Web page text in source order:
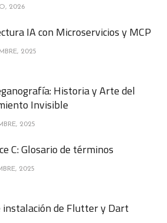
2026
IA con Microservicios y MCP
2025
Historia y Arte del
Invisible
2025
C: Glosario de términos
2025
instalación de Flutter y Dart